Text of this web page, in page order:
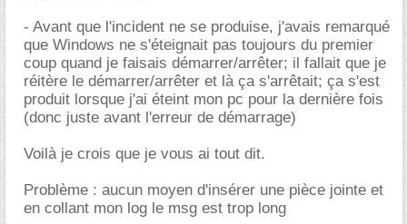
- Avant que l'incident ne se produise, j'avais remarqué
que Windows ne s'éteignait pas toujours du premier
coup quand je faisais démarrer/arrêter; il fallait que je
réitère le démarrer/arrêter et là ça s'arrêtait; ça s'est
produit lorsque j'ai éteint mon pc pour la dernière fois
(donc juste avant l'erreur de démarrage)
Voilà je crois que je vous ai tout dit.
Problème : aucun moyen d'insérer une pièce jointe et
en collant mon log le msg est trop long